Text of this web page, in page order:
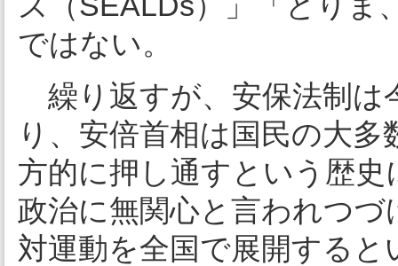
ではない。
繰り返すが、安保法制は
り、安倍首相は国民の大
方的に押し通すという歴史
政治に無関心と言われつ
対運動を全国で展開する